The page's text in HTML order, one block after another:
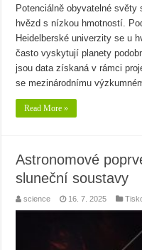
Potenciálně obyvatelné
hvězd s nízkou hmotností.
Heidelberské univerzity se u
často vyskytují planety
jsou data získaná v rámci
se mezinárodnímu
Read More »
Astronomové
sluneční soustavy
science 16. 7. 2025